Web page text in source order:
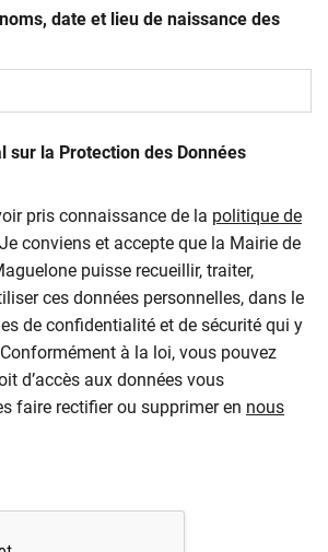
date et lieu de naissance des
sur la Protection des Données
pris connaissance de la politique de
conviens et accepte que la Mairie de
puisse recueillir, traiter,
ces données personnelles, dans le
de confidentialité et de sécurité qui y
à la loi, vous pouvez
d’accès aux données vous
faire rectifier ou supprimer en nous